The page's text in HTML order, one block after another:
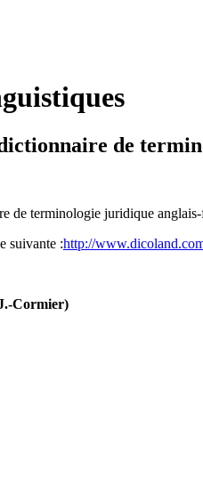
de
de terminologie juridique
suivante :http://
Cormier)